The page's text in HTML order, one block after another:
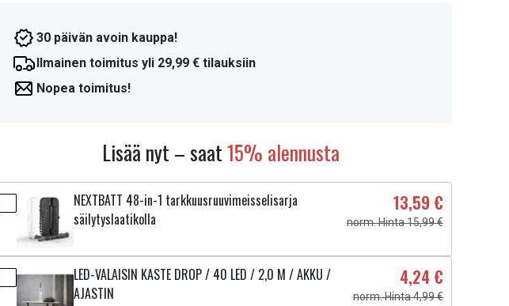
30 päivän avoin kauppa!
Ilmainen toimitus yli 29,99 € tilauksiin
Nopea toimitus!
Lisää nyt – saat15% alennusta
NEXTBATT 48-in-1 tarkkuusruuvimeisselisarja
säilytyslaatikolla
13,59 €
norm. Hinta 15,99 €
LED-VALAISIN KASTE DROP / 40 LED / 2,0 M / AKKU /
AJASTIN
4,24 €
norm. Hinta 4,99 €